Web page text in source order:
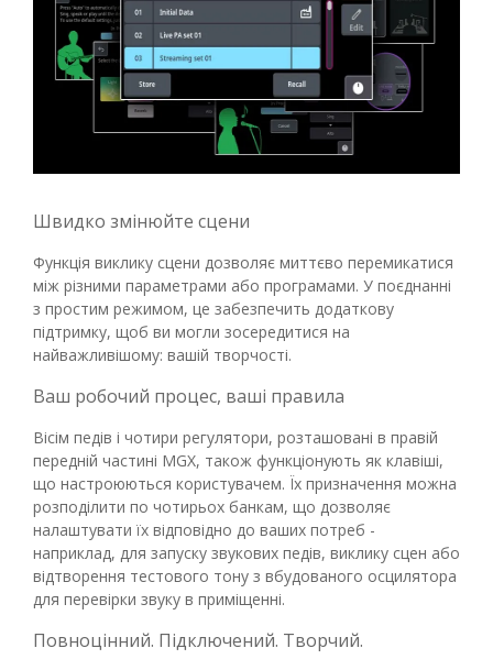
Швидко змінюйте сцени
Функція виклику сцени дозволяє миттєво перемикатися
між різними параметрами або програмами. У поєднанні
з простим режимом, це забезпечить додаткову
підтримку, щоб ви могли зосередитися на
найважливішому: вашій творчості.
Ваш робочий процес, ваші правила
Вісім педів і чотири регулятори, розташовані в правій
передній частині MGX, також функціонують як клавіші,
що настроюються користувачем. Їх призначення можна
розподілити по чотирьох банкам, що дозволяє
налаштувати їх відповідно до ваших потреб -
наприклад, для запуску звукових педів, виклику сцен або
відтворення тестового тону з вбудованого осцилятора
для перевірки звуку в приміщенні.
Повноцінний. Підключений. Творчий.